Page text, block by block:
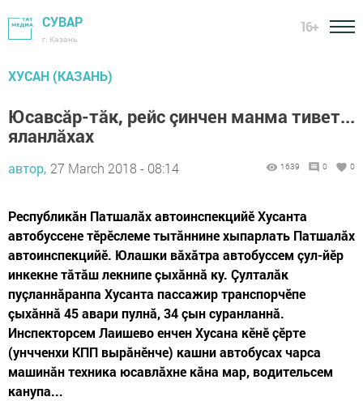
СУВАР
г. Казань
16+
ХУСАН (КАЗАНЬ)
Юсавсăр-тăк, рейс çинчен манма тивет...
яланлăхах
автор, 27 March 2018 - 08:14 1639 0 0
Республикăн Патшалăх автоинспекцийӗ Хусанта
автобуссене тӗрӗслеме тытăннине хыпарлать Патшалăх
автоинспекцийӗ. Юлашки вăхăтра автобуссем çул-йӗр
инкекне тăтăш лекнипе çыхăннă ку. Çулталăк
пуçланнăранпа Хусанта пассажир транспорчӗпе
çыхăннă 45 авари пулнă, 34 çын суранланнă.
Инспекторсем Лаишево енчен Хусана кӗнӗ çӗрте
(унчченхи КПП вырăнӗнче) кашни автобусах чарса
машинăн техника юсавлăхне кăна мар, водительсем
канупа...